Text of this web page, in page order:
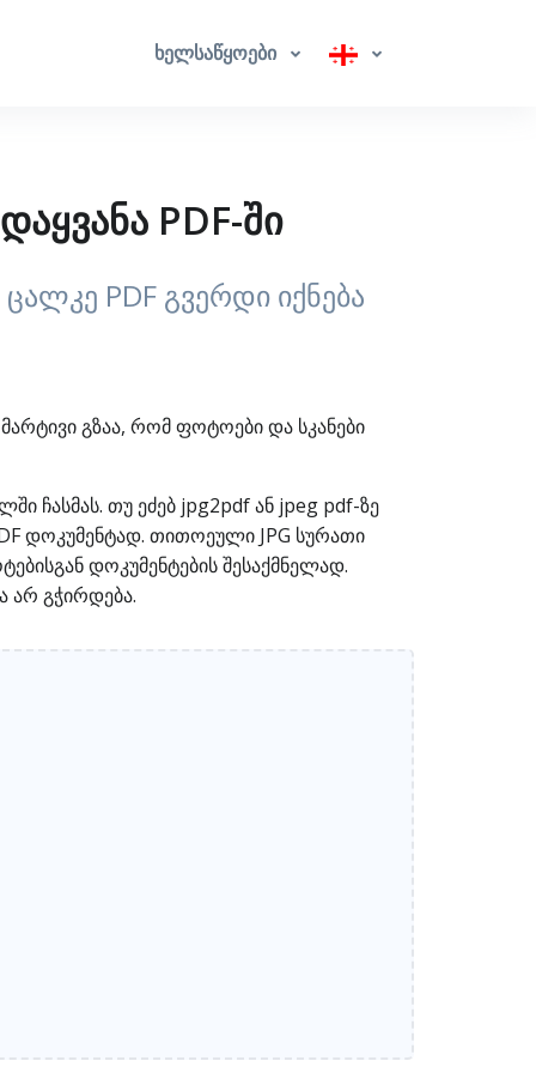
ხელსაწყოები
PDF-ში
PDF გვერდი იქნება
გზაა, რომ ფოტოები და სკანები
ჩასმას. თუ ეძებ jpg2pdf ან jpeg pdf-ზე
დოკუმენტად. თითოეული JPG სურათი
დოკუმენტების შესაქმნელად.
არ გჭირდება.